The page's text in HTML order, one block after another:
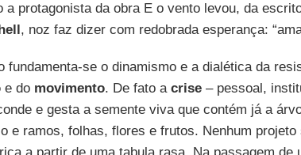
a protagonista da obra E o vento levou, da
, noz faz dizer com redobrada esperança:
fundamenta-se o dinamismo e a dialética da
e do movimento. De fato a crise– pessoal,
e gesta a semente viva que contém já a
e ramos, folhas, flores e frutos. Nenhum